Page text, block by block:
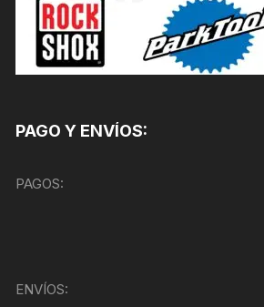
PAGO Y ENVÍOS:
PAGOS:
ENVÍOS: